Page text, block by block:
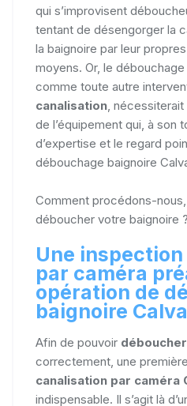
qui s’improvisent
tentant de désengorger la
la baignoire par leur
moyens. Or, le débouchage
comme toute autre
canalisation ,
de l’équipement qui, à son
d’expertise et le regard
débouchage baignoire
Comment procédons-
déboucher votre baignoire ?
Une
par caméra
opération de
baignoire
Afin de pouvoir
correctement, une première
canalisation par caméra
indispensable. Il s’agit là